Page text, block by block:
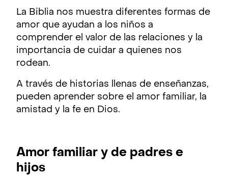
La Biblia nos muestra diferentes formas de
amor que ayudan a los niños a
comprender el valor de las relaciones y la
importancia de cuidar a quienes nos
rodean.
A través de historias llenas de enseñanzas,
pueden aprender sobre el amor familiar, la
amistad y la fe en Dios.
Amor familiar y de padres e
hijos